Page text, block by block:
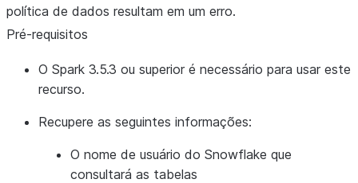
política de dados resultam em um erro.
Pré-requisitos
O Spark 3.5.3 ou superior é necessário para usar este
recurso.
Recupere as seguintes informações:
O nome de usuário do Snowflake que
consultará as tabelas